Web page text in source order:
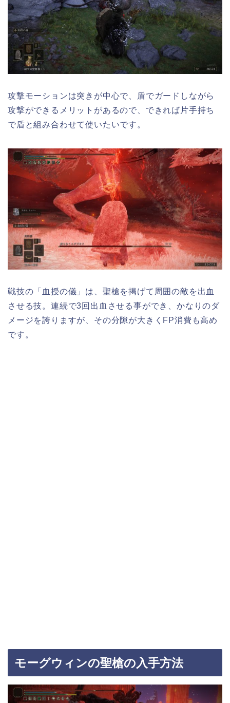
攻撃モーションは突きが中心で、盾でガードしながら
攻撃ができるメリットがあるので、できれば片手持ち
で盾と組み合わせて使いたいです。
戦技の「血授の儀」は、聖槍を掲げて周囲の敵を出血
させる技。連続で3回出血させる事ができ、かなりのダ
メージを誇りますが、その分隙が大きくFP消費も高め
です。
モーグウィンの聖槍の入手方法